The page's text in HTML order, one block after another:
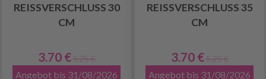
REISSVERSCHLUSS 30 C
M
3.70 € 5.25 €
Angebot bis 31/08/2026
REISSVERSCHLUSS 35 C
M
3.70 € 5.25 €
Angebot bis 31/08/2026